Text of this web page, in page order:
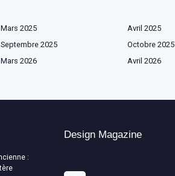
Mars 2025
Avril 2025
Septembre 2025
Octobre 2025
Mars 2026
Avril 2026
:
Design Magazine